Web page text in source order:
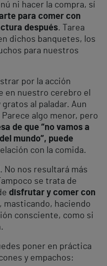
ni hacer la compra, sí
para comer con
después. Tarea
dichos banquetes, los
para nuestros
por la acción
en nuestro cerebro el
al paladar. Aun
algo menor, pero
de que “no vamos a
mundo”, puede
con la comida.
No nos resultará más
se trata de
disfrutar y comer con
masticando, haciendo
consciente, como si
poner en práctica
y empachos: